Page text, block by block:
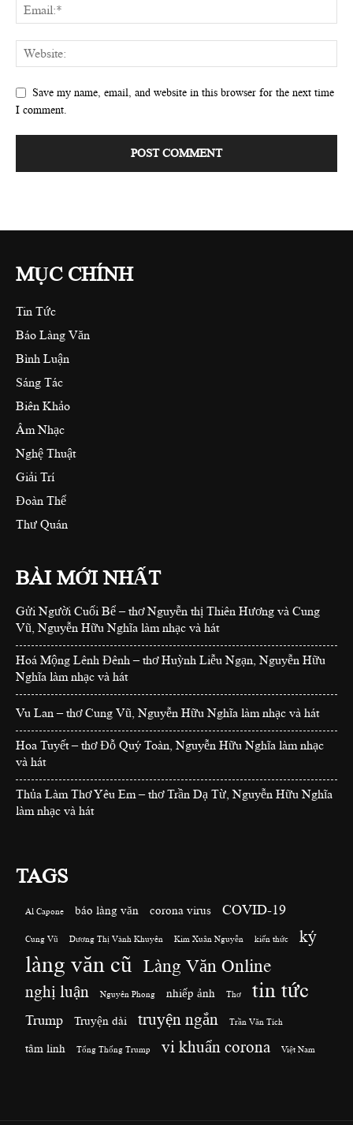
Save my name, email, and website in this browser for the next time
I comment.
MỤC CHÍNH
Tin Tức
Báo Làng Văn
Bình Luận
Sáng Tác
Biên Khảo
Âm Nhạc
Nghệ Thuật
Giải Trí
Đoàn Thể
Thư Quán
BÀI MỚI NHẤT
Gửi Người Cuối Bể – thơ Nguyễn thị Thiên Hương và Cung
Vũ, Nguyễn Hữu Nghĩa làm nhạc và hát
Hoá Mộng Lênh Đênh – thơ Huỳnh Liễu Ngạn, Nguyễn Hữu
Nghĩa làm nhạc và hát
Vu Lan – thơ Cung Vũ, Nguyễn Hữu Nghĩa làm nhạc và hát
Hoa Tuyết – thơ Đỗ Quý Toàn, Nguyễn Hữu Nghĩa làm nhạc
và hát
Thủa Làm Thơ Yêu Em – thơ Trần Dạ Từ, Nguyễn Hữu Nghĩa
làm nhạc và hát
TAGS
Al Capone báo làng văn corona virus COVID-19
Cung Vũ Dương Thị Vành Khuyên Kim Xuân Nguyễn kiến thức ký
làng văn cũ Làng Văn Online
nghị luận Nguyên Phong nhiếp ảnh Thơ tin tức
Trump Truyện dài truyện ngắn Trần Văn Tích
tâm linh Tổng Thống Trump vi khuẩn corona Việt Nam